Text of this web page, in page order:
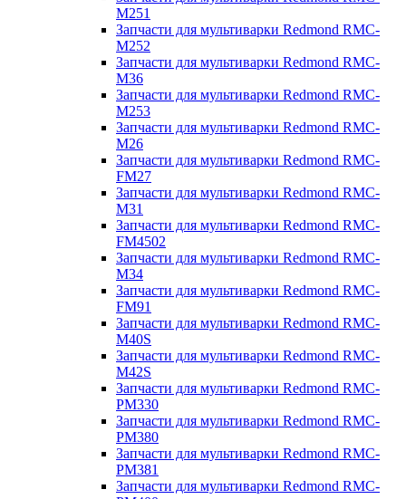
M251
Запчасти для мультиварки Redmond RMC-
M252
Запчасти для мультиварки Redmond RMC-
M36
Запчасти для мультиварки Redmond RMC-
M253
Запчасти для мультиварки Redmond RMC-
M26
Запчасти для мультиварки Redmond RMC-
FM27
Запчасти для мультиварки Redmond RMC-
M31
Запчасти для мультиварки Redmond RMC-
FM4502
Запчасти для мультиварки Redmond RMC-
M34
Запчасти для мультиварки Redmond RMC-
FM91
Запчасти для мультиварки Redmond RMC-
M40S
Запчасти для мультиварки Redmond RMC-
M42S
Запчасти для мультиварки Redmond RMC-
PM330
Запчасти для мультиварки Redmond RMC-
PM380
Запчасти для мультиварки Redmond RMC-
PM381
Запчасти для мультиварки Redmond RMC-